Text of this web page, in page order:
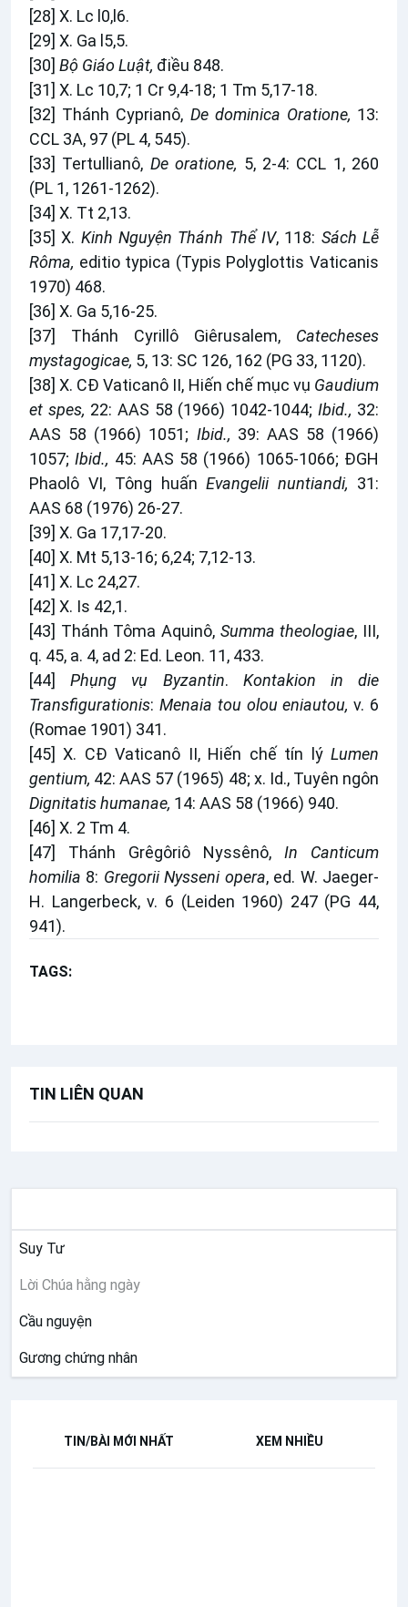
[28] X. Lc l0,l6.
[29] X. Ga l5,5.
[30] Bộ Giáo Luật, điều 848.
[31] X. Lc 10,7; 1 Cr 9,4-18; 1 Tm 5,17-18.
[32] Thánh Cyprianô, De dominica Oratione, 13:
CCL 3A, 97 (PL 4, 545).
[33] Tertullianô, De oratione, 5, 2-4: CCL 1, 260
(PL 1, 1261-1262).
[34] X. Tt 2,13.
[35] X. Kinh Nguyện Thánh Thể IV, 118: Sách Lễ
Rôma, editio typica (Typis Polyglottis Vaticanis
1970) 468.
[36] X. Ga 5,16-25.
[37]
Thánh Cyrillô Giêrusalem, Catecheses
mystagogicae, 5, 13: SC 126, 162 (PG 33, 1120).
[38] X. CĐ Vaticanô II, Hiến chế mục vụ Gaudium
et spes, 22: AAS 58 (1966) 1042-1044;Ibid., 32:
AAS 58 (1966) 1051; Ibid., 39: AAS 58 (1966)
1057;Ibid., 45: AAS 58 (1966) 1065-1066; ĐGH
Phaolô VI, Tông huấnEvangelii nuntiandi, 31:
AAS 68 (1976) 26-27.
[39] X. Ga 17,17-20.
[40] X. Mt 5,13-16; 6,24; 7,12-13.
[41] X. Lc 24,27.
[42] X. Is 42,1.
[43] Thánh Tôma Aquinô, Summa theologiae, III,
q. 45, a. 4, ad 2: Ed. Leon. 11, 433.
[44]
Phụng vụ Byzantin. Kontakion in die
Transfigurationis: Menaia tou olou eniautou,v. 6
(Romae 1901) 341.
[45] X. CĐ Vaticanô II, Hiến chế tín lý Lumen
gentium, 42: AAS 57 (1965) 48; x. Id., Tuyên ngôn
Dignitatis humanae, 14: AAS 58 (1966) 940.
[46] X. 2 Tm 4.
[47]
Thánh Grêgôriô Nyssênô, In Canticum
homilia 8: Gregorii Nysseni opera, ed. W. Jaeger-
H. Langerbeck, v. 6 (Leiden 1960) 247 (PG 44,
941).
TAGS:
TIN LIÊN QUAN
Suy Tư
Lời Chúa hằng ngày
Cầu nguyện
Gương chứng nhân
TIN/BÀI MỚI NHẤT XEM NHIỀU